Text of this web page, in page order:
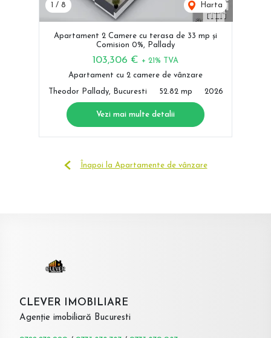
1 / 8 Harta
Apartament 2 Camere cu terasa de 33 mp și
Comision 0%, Pallady
103,306 € + 21% TVA
Apartament cu 2 camere de vânzare
Theodor Pallady, Bucuresti 52.82 mp 2026
Vezi mai multe detalii
Înapoi la Apartamente de vânzare
CLEVER IMOBILIARE
Agenție imobiliară Bucuresti